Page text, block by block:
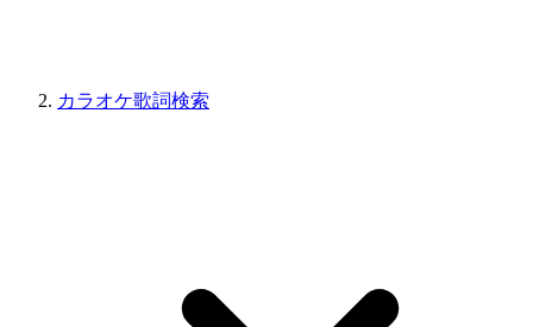
カラオケ歌詞検索